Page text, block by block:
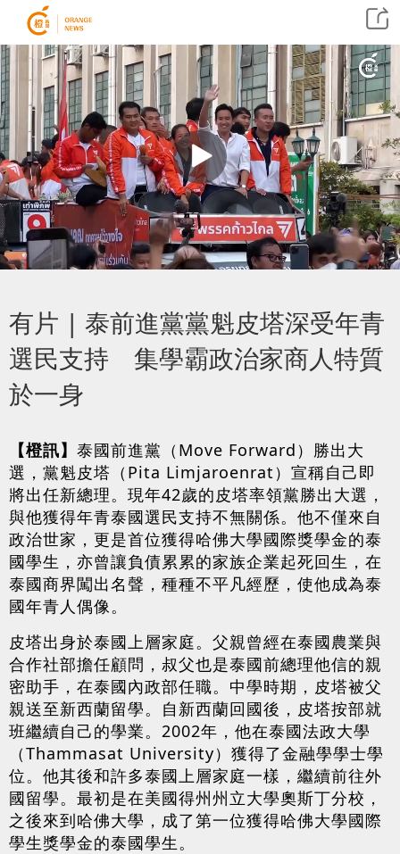
有片 | 泰前進黨黨魁皮塔深受年青
選民支持 集學霸政治家商人特質
於一身
【橙訊】 泰國前進黨（Move Forward）勝出大
選，黨魁皮塔（Pita Limjaroenrat）宣稱自己即
將出任新總理。現年42歲的皮塔率領黨勝出大選，
與他獲得年青泰國選民支持不無關係。他不僅來自
政治世家，更是首位獲得哈佛大學國際獎學金的泰
國學生，亦曾讓負債累累的家族企業起死回生，在
泰國商界闖出名聲，種種不平凡經歷，使他成為泰
國年青人偶像。
皮塔出身於泰國上層家庭。父親曾經在泰國農業與
合作社部擔任顧問，叔父也是泰國前總理他信的親
密助手，在泰國內政部任職。中學時期，皮塔被父
親送至新西蘭留學。自新西蘭回國後，皮塔按部就
班繼續自己的學業。2002年，他在泰國法政大學
（Thammasat University）獲得了金融學學士學
位。他其後和許多泰國上層家庭一樣，繼續前往外
國留學。最初是在美國得州州立大學奧斯丁分校，
之後來到哈佛大學，成了第一位獲得哈佛大學國際
學生獎學金的泰國學生。